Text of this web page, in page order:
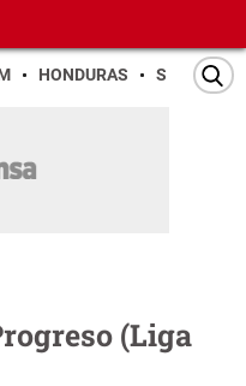
HONDURAS SAN PEDRO
(Liga